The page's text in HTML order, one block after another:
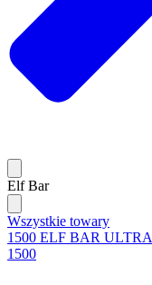
Elf Bar
Wszystkie towary
1500 ELF BAR ULTRA
1500